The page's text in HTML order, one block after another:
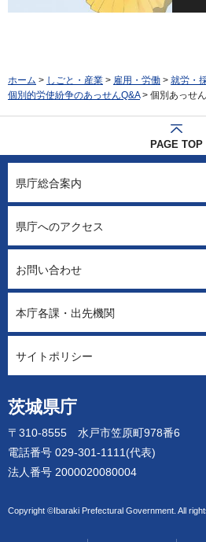
ホーム > しごと・産業 > 雇用・労働 > 就労・
個別的労使紛争のあっせんQ&A> 個別あっせ
PAGE TOP
茨城県庁
〒310-8555 水戸市笠原町978番6
電話番号 029-301-1111(代表)
法人番号 2000020080004
Copyright ©Ibaraki Prefectural Government. All
県庁総合案内
県庁へのアクセス
お問い合わせ
本庁各課・出先機関
サイトポリシー